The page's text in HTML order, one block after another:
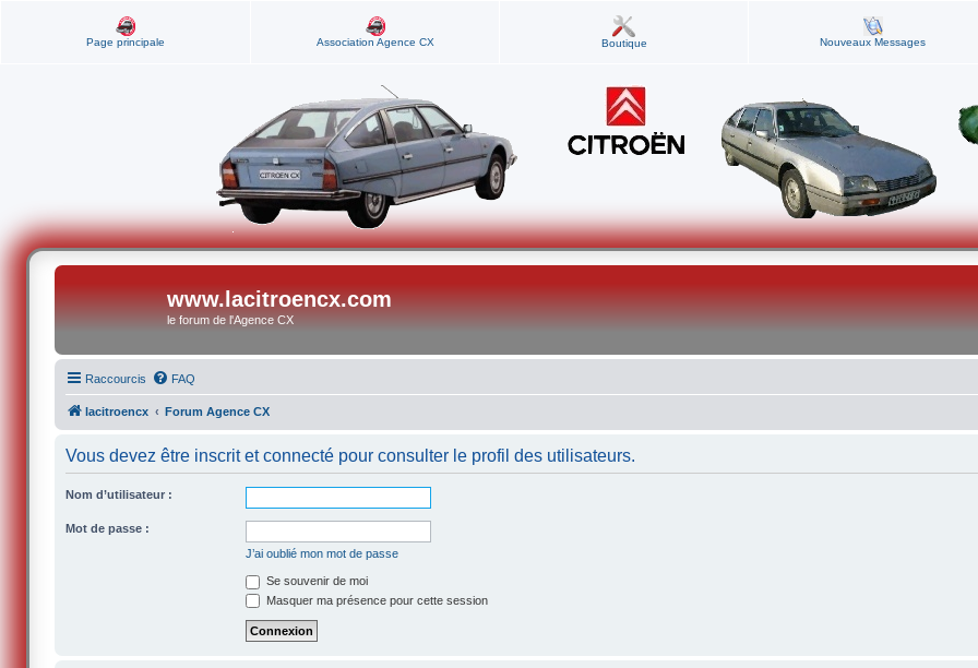
Page principale Association Agence CX Boutique Nouveaux Messages
www.lacitroencx.com
le forum de l'Agence CX
Raccourcis FAQ
lacitroencx Forum Agence CX
Vous devez être inscrit et connecté pour consulter le profil des utilisateurs.
Nom d’utilisateur :
Mot de passe :
J’ai oublié mon mot de passe
Se souvenir de moi
Masquer ma présence pour cette session